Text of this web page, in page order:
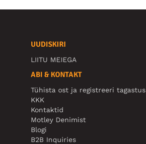
UUDISKIRI
LIITU MEIEGA
ABI & KONTAKT
Tühista ost ja registreeri tagastus
KKK
Kontaktid
Motley Denimist
Blogi
B2B Inquiries